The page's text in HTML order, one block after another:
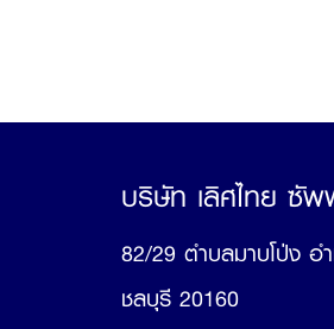
บริษัท เลิศไทย ซั
82/29 ตำบลมาบโป่ง
ชลบุรี 20160